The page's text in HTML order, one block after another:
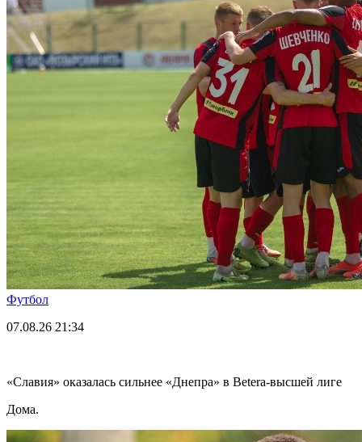
Футбол
07.08.26 21:34
«Славия» оказалась сильнее «Днепра» в Betera-высшей лиге
Дома.